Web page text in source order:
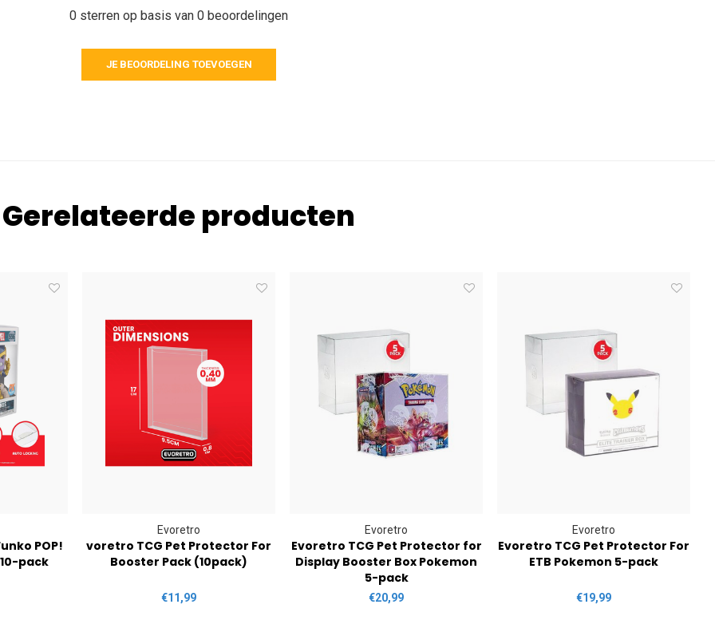
0 sterren op basis van 0 beoordelingen
JE BEOORDELING TOEVOEGEN
Gerelateerde producten
POP!
pack
Evoretro
voretro TCG Pet Protector For
Booster Pack (10pack)
€11,99
Evoretro
Evoretro TCG Pet Protector for
Display Booster Box Pokemon
5-pack
€20,99
Evoretro
Evoretro TCG Pet Protector For
ETB Pokemon 5-pack
€19,99